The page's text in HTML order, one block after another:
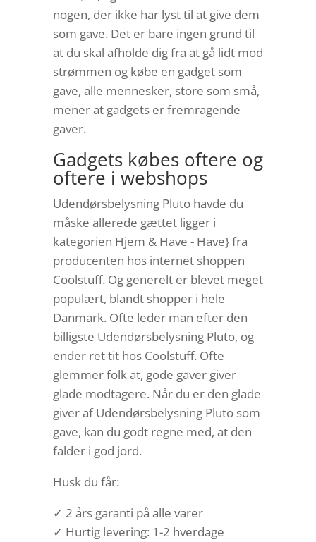
nogen, der ikke har lyst til at give dem
som gave. Det er bare ingen grund til
at du skal afholde dig fra at gå lidt mod
strømmen og købe en gadget som
gave, alle mennesker, store som små,
mener at gadgets er fremragende
gaver.
Gadgets købes oftere og
oftere i webshops
Udendørsbelysning Pluto havde du
måske allerede gættet ligger i
kategorien Hjem & Have - Have} fra
producenten hos internet shoppen
Coolstuff. Og generelt er blevet meget
populært, blandt shopper i hele
Danmark. Ofte leder man efter den
billigste Udendørsbelysning Pluto, og
ender ret tit hos Coolstuff. Ofte
glemmer folk at, gode gaver giver
glade modtagere. Når du er den glade
giver af Udendørsbelysning Pluto som
gave, kan du godt regne med, at den
falder i god jord.
Husk du får:
✓ 2 års garanti på alle varer
✓ Hurtig levering: 1-2 hverdage